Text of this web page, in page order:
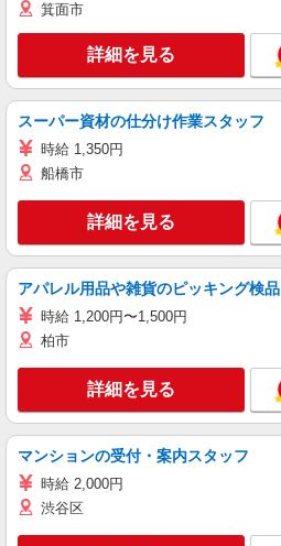
箕面市
詳細を見る
スーパー資材の仕分け作業スタッフ
時給 1,350円
船橋市
詳細を見る
アパレル用品や雑貨のピッキング検品
時給 1,200円〜1,500円
柏市
詳細を見る
マンションの受付・案内スタッフ
時給 2,000円
渋谷区